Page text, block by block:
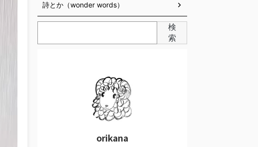
詩とか（wonder words）
検
索
orikana